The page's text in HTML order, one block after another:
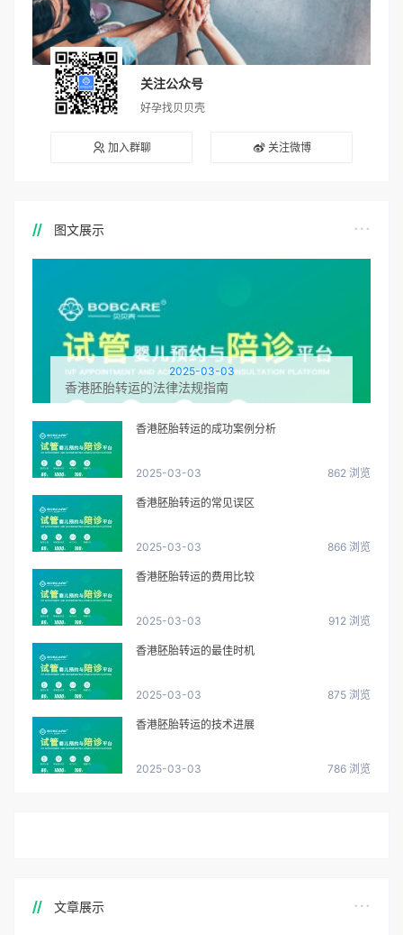
关注公众号
好孕找贝贝壳
加入群聊 关注微博
图文展示
2025-03-03
香港胚胎转运的法律法规指南
香港胚胎转运的成功案例分析
2025-03-03 862 浏览
香港胚胎转运的常见误区
2025-03-03 866 浏览
香港胚胎转运的费用比较
2025-03-03 912 浏览
香港胚胎转运的最佳时机
2025-03-03 875 浏览
香港胚胎转运的技术进展
2025-03-03 786 浏览
文章展示